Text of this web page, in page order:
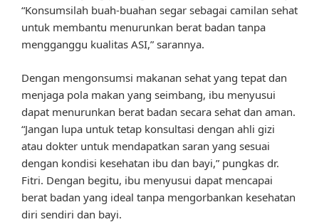
“Konsumsilah buah-buahan segar sebagai camilan sehat
untuk membantu menurunkan berat badan tanpa
mengganggu kualitas ASI,” sarannya.
Dengan mengonsumsi makanan sehat yang tepat dan
menjaga pola makan yang seimbang, ibu menyusui
dapat menurunkan berat badan secara sehat dan aman.
“Jangan lupa untuk tetap konsultasi dengan ahli gizi
atau dokter untuk mendapatkan saran yang sesuai
dengan kondisi kesehatan ibu dan bayi,” pungkas dr.
Fitri. Dengan begitu, ibu menyusui dapat mencapai
berat badan yang ideal tanpa mengorbankan kesehatan
diri sendiri dan bayi.